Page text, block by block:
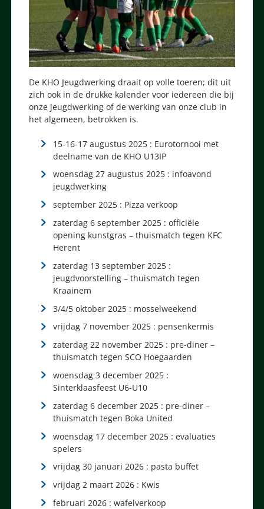
De KHO Jeugdwerking draait op volle toeren; dit uit
zich ook in de drukke kalender voor iedereen die bij
onze jeugdwerking of de werking van onze club in
het algemeen, betrokken is.
15-16-17 augustus 2025 : Eurotornooi met
deelname van de KHO U13IP
woensdag 27 augustus 2025 : infoavond
jeugdwerking
september 2025 : Pizza verkoop
zaterdag 6 september 2025 : officiële
opening kunstgras – thuismatch tegen KFC
Herent
zaterdag 13 september 2025 :
jeugdvoorstelling – thuismatch tegen
Kraainem
3/4/5 oktober 2025 : mosselweekend
vrijdag 7 november 2025 : pensenkermis
zaterdag 22 november 2025 : pre-diner –
thuismatch tegen SCO Hoegaarden
woensdag 3 december 2025 :
Sinterklaasfeest U6-U10
zaterdag 6 december 2025 : pre-diner –
thuismatch tegen Boka United
woensdag 17 december 2025 : evaluaties
spelers
vrijdag 30 januari 2026 : pasta buffet
vrijdag 2 maart 2026 : Kwis
februari 2026 : wafelverkoop